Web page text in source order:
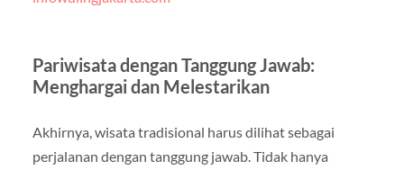
Pariwisata dengan Tanggung Jawab:
Menghargai dan Melestarikan
Akhirnya, wisata tradisional harus dilihat sebagai
perjalanan dengan tanggung jawab. Tidak hanya